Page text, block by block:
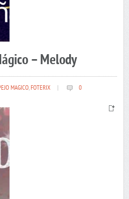
– Melody
MAGICO,FOTERIX 0